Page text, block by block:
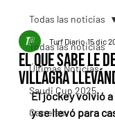
Todas las noticias
Últimas Noticias
Saudi Cup 2025
Carreras
Todas las noticias
El Que Sabe le
Villagra
Turf Diario 15 dic
El jockey volvió
y se llevó para